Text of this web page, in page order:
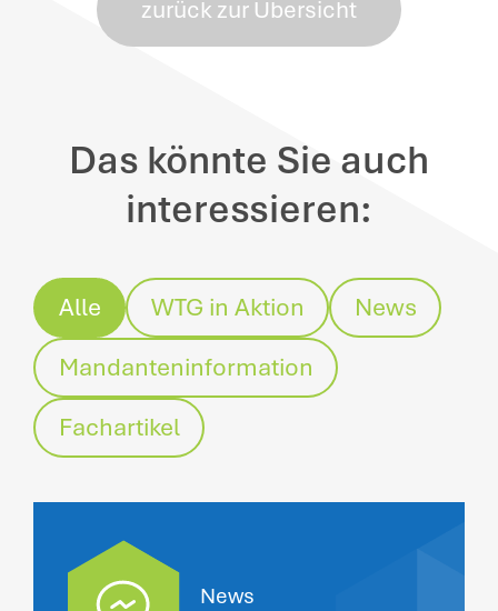
zurück zur Übersicht
Das könnte Sie auch
interessieren:
Alle WTG in Aktion
News
Mandanteninformation
Fachartikel
News